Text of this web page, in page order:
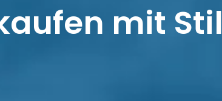
mit Stil